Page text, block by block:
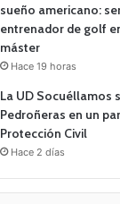
sueño americano:
entrenador de golf
máster
Hace 19 horas
La UD Socuéllamos
Pedroñeras en un
Protección Civil
Hace 2 días